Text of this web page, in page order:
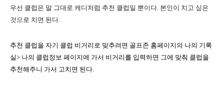
우선 클럽은 말 그대로 캐디처럼 추천 클럽일 뿐이다. 본인이 치고 싶은
것으로 치면 된다.
추천 클럽을 자기 클럽 비거리로 맞추려면 골프존 홈페이지의 나의 기록
실> 나의 클럽정보 페이지에 가서 비거리를 입력하면 그에 맞춰 클럽을
추천해주니 가서 고치면 된다.